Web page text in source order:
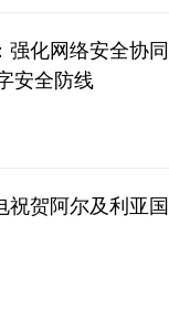
强化网络安全协同
安全防线
祝贺阿尔及利亚国